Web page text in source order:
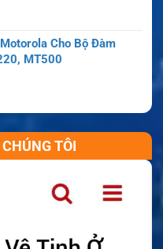
Cho Bộ Đàm
MT500
TÔI